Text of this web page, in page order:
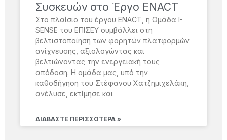
Συσκευών στο Έργο ENACT
Στο πλαίσιο του έργου ENACT, η Ομάδα I-
SENSE του ΕΠΙΣΕΥ συμβάλλει στη
βελτιστοποίηση των φορητών πλατφορμών
ανίχνευσης, αξιολογώντας και
βελτιώνοντας την ενεργειακή τους
απόδοση. Η ομάδα μας, υπό την
καθοδήγηση του Στέφανου Χατζημιχελάκη,
ανέλυσε, εκτίμησε και
ΔΙΑΒΆΣΤΕ ΠΕΡΙΣΣΌΤΕΡΑ »